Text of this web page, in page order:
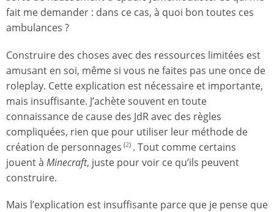
fait me demander : dans ce cas, à quoi bon toutes ces
ambulances ?
Construire des choses avec des ressources limitées est
amusant en soi, même si vous ne faites pas une once de
roleplay. Cette explication est nécessaire et importante,
mais insuffisante. J’achète souvent en toute
connaissance de cause des JdR avec des règles
compliquées, rien que pour utiliser leur méthode de
création de personnages (2) . Tout comme certains
jouent à Minecraft, juste pour voir ce qu’ils peuvent
construire.
Mais l’explication est insuffisante parce que je pense que